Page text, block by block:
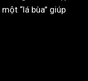
“lá bùa” giúp